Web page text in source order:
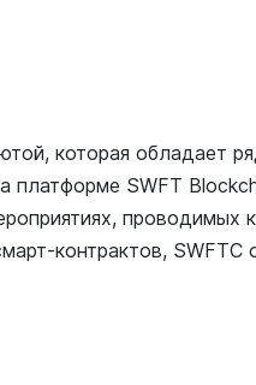
которая обладает
SWFT
проводимых
контрактов, SWFTC